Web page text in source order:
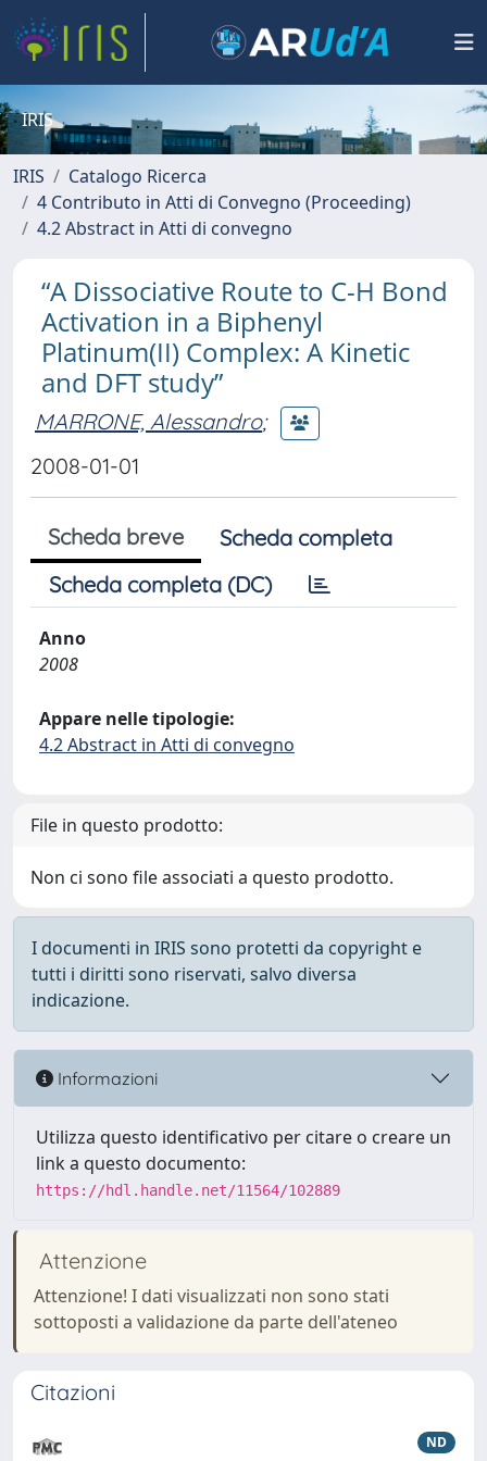
IRIS
IRIS
Catalogo Ricerca
4 Contributo in Atti di Convegno (Proceeding)
4.2 Abstract in Atti di convegno
“A Dissociative Route to C-H Bond
Activation in a Biphenyl
Platinum(II) Complex: A Kinetic
and DFT study”
MARRONE, Alessandro;
2008-01-01
Scheda breve
Scheda completa
Scheda completa (DC)
Anno
2008
Appare nelle tipologie:
4.2 Abstract in Atti di convegno
File in questo prodotto:
Non ci sono file associati a questo prodotto.
I documenti in IRIS sono protetti da copyright e
tutti i diritti sono riservati, salvo diversa
indicazione.
Informazioni
Utilizza questo identificativo per citare o creare un
link a questo documento:
https://hdl.handle.net/11564/102889
Attenzione
Attenzione! I dati visualizzati non sono stati
sottoposti a validazione da parte dell'ateneo
Citazioni
ND